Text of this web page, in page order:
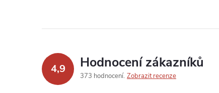
4,9 Hodnocení zákazníků
373 hodnocení Zobrazit recenze